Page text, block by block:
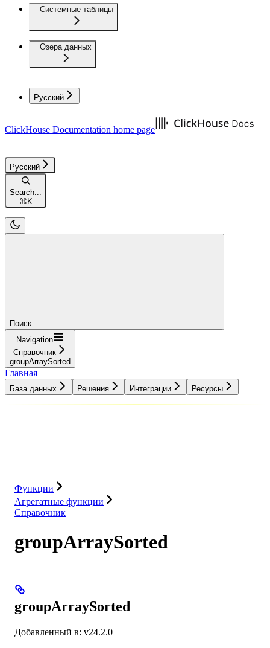
Системные таблицы
Озера данных
Русский
ClickHouse Documentation home page
Русский
Search...
⌘K
Поиск...
Navigation
Справочник
groupArraySorted
Главная
База данных Решения Интеграции Ресурсы
Функции
Агрегатные функции
Справочник
groupArraySorted
groupArraySorted
Добавленный в: v24.2.0